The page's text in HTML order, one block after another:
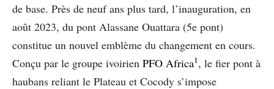
de base. Près de neuf ans plus tard, l’inauguration, en
août 2023, du pont Alassane Ouattara (5e pont)
constitue un nouvel emblème du changement en cours.
Conçu par le groupe ivoirien PFO Africa1, le fier pont à
haubans reliant le Plateau et Cocody s’impose